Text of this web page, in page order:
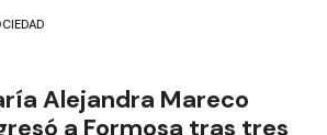
Alejandra Mareco
a Formosa tras tres